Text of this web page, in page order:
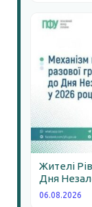
Жителі
Дня
06.08.2026